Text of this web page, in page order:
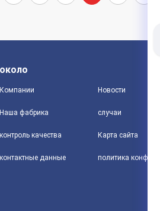
около
Компании
Наша фабрика
контроль качества
контактные данные
Новости
случаи
Карта сайта